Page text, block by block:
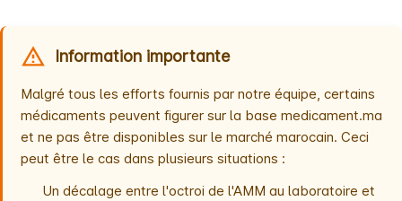
Information importante
Malgré tous les efforts fournis par notre équipe, certains
médicaments peuvent figurer sur la base medicament.ma
et ne pas être disponibles sur le marché marocain. Ceci
peut être le cas dans plusieurs situations :
Un décalage entre l'octroi de l'AMM au laboratoire et